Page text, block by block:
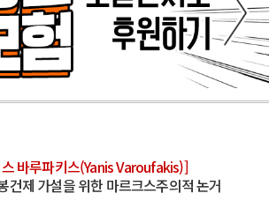
바루파키스(Yanis Varoufakis)]
건제 가설을 위한 마르크스주의적 논거